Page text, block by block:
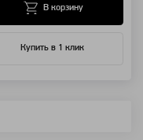
Купить в 1 клик
В корзину